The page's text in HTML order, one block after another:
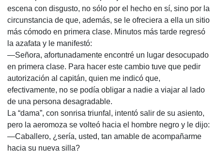
escena con disgusto, no sólo por el hecho en sí, sino por la
circunstancia de que, además, se le ofreciera a ella un sitio
más cómodo en primera clase. Minutos más tarde regresó
la azafata y le manifestó:
—Señora, afortunadamente encontré un lugar desocupado
en primera clase. Para hacer este cambio tuve que pedir
autorización al capitán, quien me indicó que,
efectivamente, no se podía obligar a nadie a viajar al lado
de una persona desagradable.
La “dama”, con sonrisa triunfal, intentó salir de su asiento,
pero la aeromoza se volteó hacia el hombre negro y le dijo:
—Caballero, ¿sería, usted, tan amable de acompañarme
hacia su nueva silla?